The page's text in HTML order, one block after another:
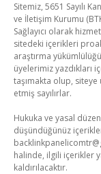
Sitemiz, 5651 Sayılı
ve İletişim Kurumu
Sağlayıcı olarak
sitedeki içerikleri
araştırma
üyelerimiz yazdıkları
taşımakta olup,
etmiş sayılırlar.
Hukuka ve yasal
düşündüğünüz
halinde, ilgili içerikler
kaldırılacaktır.